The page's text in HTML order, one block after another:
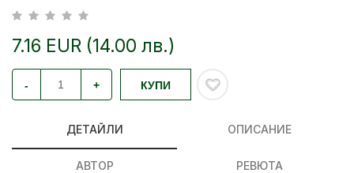
7.16 EUR (14.00 лв.)
- + КУПИ
ДЕТАЙЛИ ОПИСАНИЕ
АВТОР РЕВЮТА